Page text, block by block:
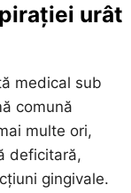
urât
medical sub
comună
multe ori,
deficitară,
gingivale.